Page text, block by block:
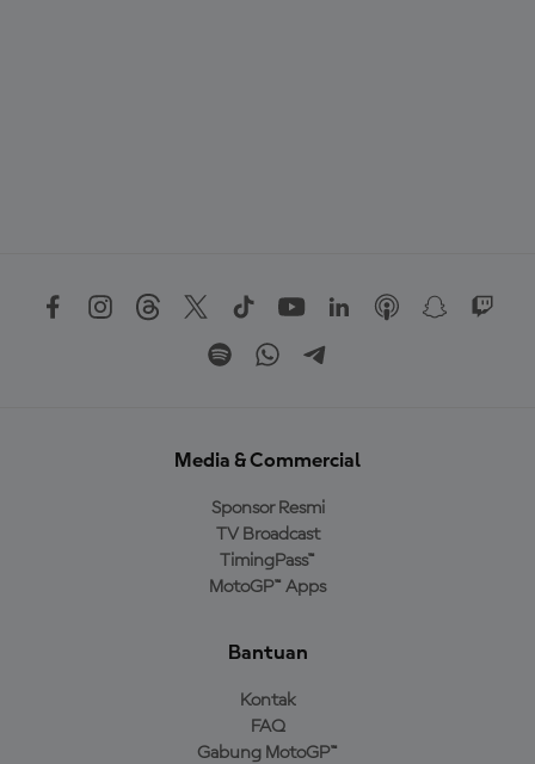
Media & Commercial
Sponsor Resmi
TV Broadcast
TimingPass™
MotoGP™ Apps
Bantuan
Kontak
FAQ
Gabung MotoGP™